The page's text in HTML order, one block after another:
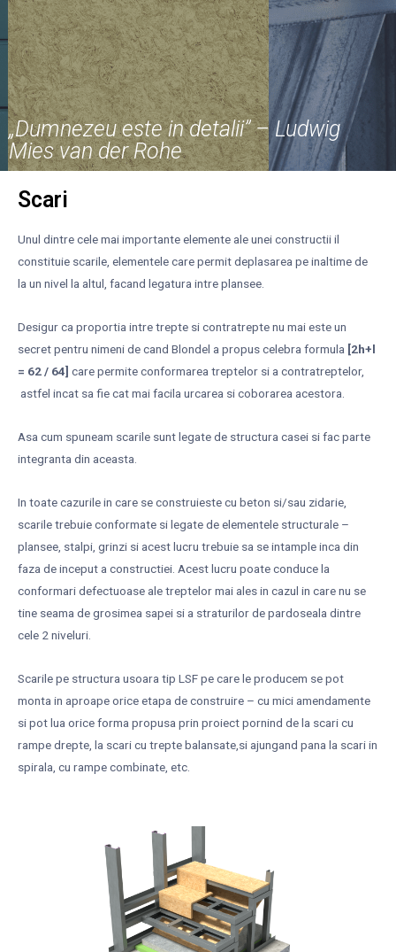
„Dumnezeu este in detalii” – Ludwig
Mies van der Rohe
Scari
Unul dintre cele mai importante elemente ale unei constructii il
constituie scarile, elementele care permit deplasarea pe inaltime de
la un nivel la altul, facand legatura intre plansee.
Desigur ca proportia intre trepte si contratrepte nu mai este un
secret pentru nimeni de cand Blondel a propus celebra formula [2h+l
= 62 / 64] care permite conformarea treptelor si a contratreptelor,
astfel incat sa fie cat mai facila urcarea si coborarea acestora.
Asa cum spuneam scarile sunt legate de structura casei si fac parte
integranta din aceasta.
In toate cazurile in care se construieste cu beton si/sau zidarie,
scarile trebuie conformate si legate de elementele structurale –
plansee, stalpi, grinzi si acest lucru trebuie sa se intample inca din
faza de inceput a constructiei. Acest lucru poate conduce la
conformari defectuoase ale treptelor mai ales in cazul in care nu se
tine seama de grosimea sapei si a straturilor de pardoseala dintre
cele 2 niveluri.
Scarile pe structura usoara tip LSF pe care le producem se pot
monta in aproape orice etapa de construire – cu mici amendamente
si pot lua orice forma propusa prin proiect pornind de la scari cu
rampe drepte, la scari cu trepte balansate,si ajungand pana la scari in
spirala, cu rampe combinate, etc.